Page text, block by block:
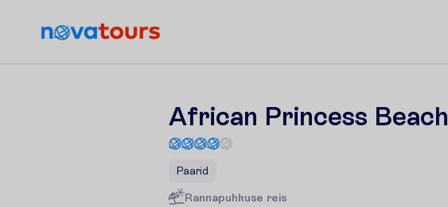
African Princess Beach
Paarid
Rannapuhkuse reis